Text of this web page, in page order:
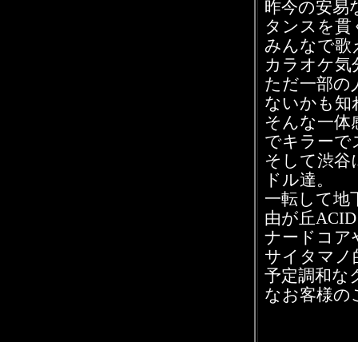
昨今の安易
タンスを貫
みんなで
カラオケ気
ただ一部の
ないかも
そんな一体
でキラーで
そして渋谷
ドル達。
一転して地
由が丘
ナードコア
サイタマノ
予定調和な
なお客様の